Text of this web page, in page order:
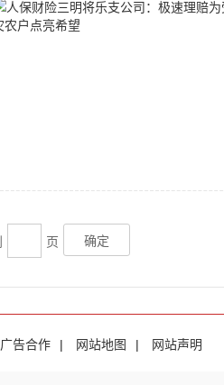
页 确定
广告合作 | 网站地图 | 网站声明